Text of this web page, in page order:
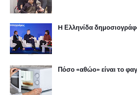
H Ελληνίδα
Πόσο «αθώο» είναι το